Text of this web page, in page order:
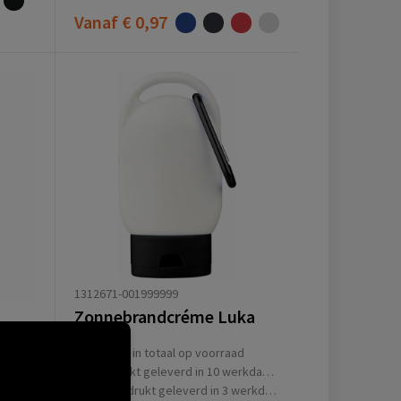
Vanaf € 0,97
1312671-001999999
Zonnebrandcréme Luka
in totaal op voorraad
Bedrukt geleverd in 10 werkdag(en)
Onbedrukt geleverd in 3 werkdag(en)